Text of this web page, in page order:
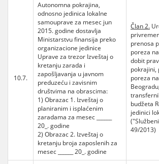
10.7.
Autonomna pokrajina,
odnosno jedinica lokalne
samouprave za mesec jun
2015. godine dostavlja
Ministarstvu finansija preko
organizacione jedinice
Uprave za trezor Izveštaj o
kretanju zarada i
zapošljavanja u javnom
preduzeću i zavisnim
društvima na obrascima:
1) Obrazac 1. Izveštaj o
planiranim i isplaćenim
zaradama za mesec ______
20_. godine
2) Obrazac 2. Izveštaj o
kretanju broja zaposlenih za
mesec ______ 20_. godine
Član 2.
prenosa
poreza
dobit
pokrajini,
poreza
budžeta
jedinici
49/2013)